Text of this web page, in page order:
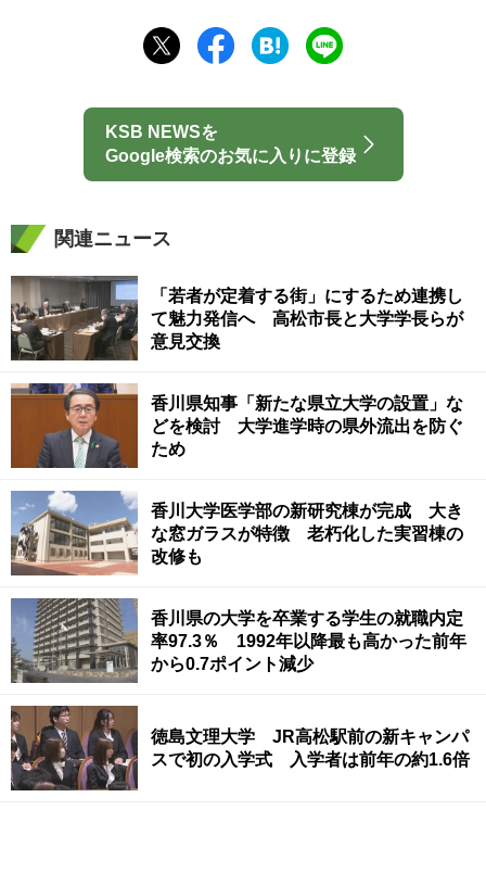
KSB NEWSを
Google検索のお気に入りに登録
関連ニュース
「若者が定着する街」にするため連携し
て魅力発信へ 高松市長と大学学長らが
意見交換
香川県知事「新たな県立大学の設置」な
どを検討 大学進学時の県外流出を防ぐ
ため
香川大学医学部の新研究棟が完成 大き
な窓ガラスが特徴 老朽化した実習棟の
改修も
香川県の大学を卒業する学生の就職内定
率97.3％ 1992年以降最も高かった前年
から0.7ポイント減少
徳島文理大学 JR高松駅前の新キャンパ
スで初の入学式 入学者は前年の約1.6倍